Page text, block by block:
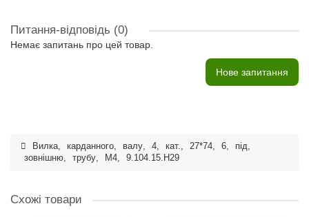
Питання-відповідь (0)
Немає запитань про цей товар.
Нове запитання
Вилка, карданного, валу, 4, кат., 27*74, 6, під,
зовнішню, трубу, М4, 9.104.15.H29
Схожі товари